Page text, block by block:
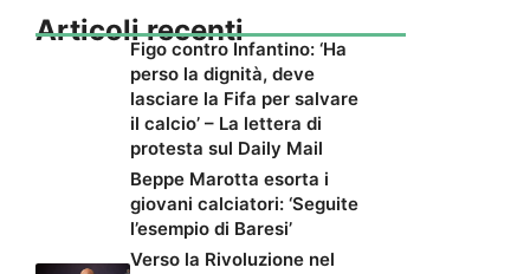
Articoli recenti
Figo contro Infantino: ‘Ha
perso la dignità, deve
lasciare la Fifa per salvare
il calcio’ – La lettera di
protesta sul Daily Mail
Beppe Marotta esorta i
giovani calciatori: ‘Seguite
l’esempio di Baresi’
Verso la Rivoluzione nel